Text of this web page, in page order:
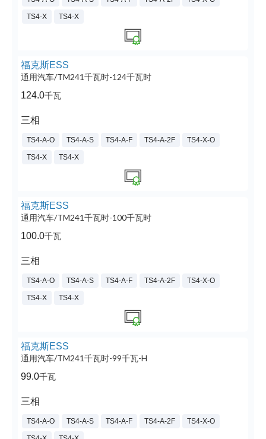
TS4-X TS4-X
福克斯ESS
通用汽车/TM241千瓦时-124千瓦时
124.0千瓦
三相
TS4-A-O TS4-A-S TS4-A-F TS4-A-2F TS4-X-O
TS4-X TS4-X
福克斯ESS
通用汽车/TM241千瓦时-100千瓦时
100.0千瓦
三相
TS4-A-O TS4-A-S TS4-A-F TS4-A-2F TS4-X-O
TS4-X TS4-X
福克斯ESS
通用汽车/TM241千瓦时-99千瓦-H
99.0千瓦
三相
TS4-A-O TS4-A-S TS4-A-F TS4-A-2F TS4-X-O